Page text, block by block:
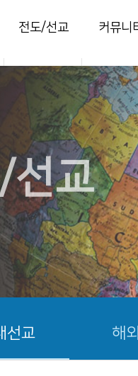
전도/선교
지역전도
국내선교
해외선교
커뮤니
열린마
사진 갤러
주보
찬양콘
세미나
세이레특
부흥회
선교
선교 해